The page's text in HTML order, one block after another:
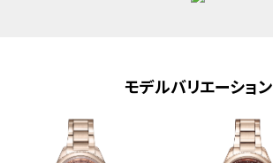
サマータイム機能
能、針自動補正機能)
モデルバリエーション